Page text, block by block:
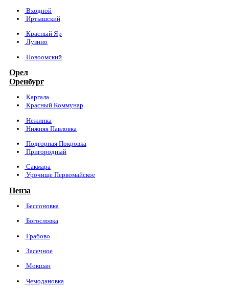
Входной
Иртышский
Красный Яр
Лузино
Новоомский
Орел
Оренбург
Каргала
Красный Коммунар
Нежинка
Нижняя Павловка
Подгорная Покровка
Пригородный
Сакмара
Урочище Первомайское
Пенза
Бессоновка
Богословка
Грабово
Засечное
Мокшан
Чемодановка